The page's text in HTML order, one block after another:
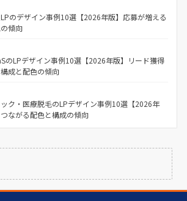
のデザイン事例10選【2026年版】応募が増える
傾向
のLPデザイン事例10選【2026年版】リード獲得
成と配色の傾向
ク・医療脱毛のLPデザイン事例10選【2026年
ながる配色と構成の傾向